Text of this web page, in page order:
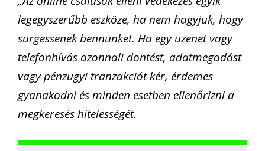
legegyszerűbb eszköze, ha nem hagyjuk, hogy
sürgessenek bennünket. Ha egy üzenet vagy
telefonhívás azonnali döntést, adatmegadást
vagy pénzügyi tranzakciót kér, érdemes
gyanakodni és minden esetben ellenőrizni a
megkeresés hitelességét.